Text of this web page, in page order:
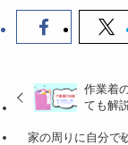
作業着
ても解説
家の周りに自分で